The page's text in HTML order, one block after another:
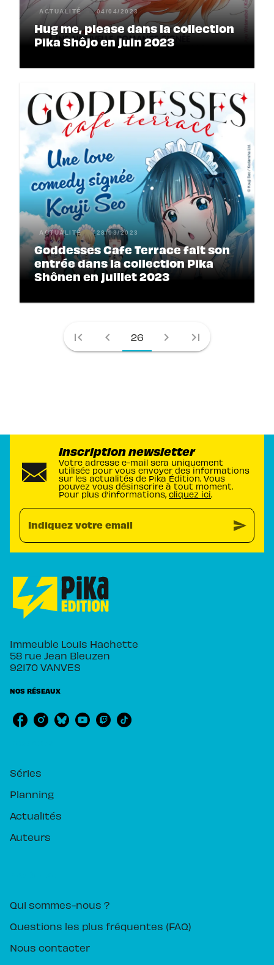
ACTUALITÉ 04/04/2023
Hug me, please dans la collection
Pika Shôjo en juin 2023
ACTUALITÉ 28/03/2023
Goddesses Cafe Terrace fait son
entrée dans la collection Pika
Shônen en juillet 2023
first_page chevron_left 26 chevron_right last_page
Inscription newsletter
Votre adresse e-mail sera uniquement
utilisée pour vous envoyer des informations
sur les actualités de Pika Édition. Vous
pouvez vous désinscrire à tout moment.
Pour plus d’informations, cliquez ici.
Indiquez votre email send
Immeuble Louis Hachette
58 rue Jean Bleuzen
92170 VANVES
NOS RÉSEAUX
Séries
Planning
Actualités
Auteurs
Qui sommes-nous ?
Questions les plus fréquentes (FAQ)
Nous contacter